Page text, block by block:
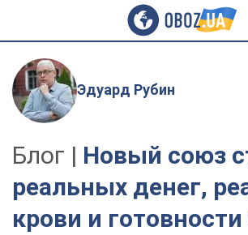
Эдуард Рубин
Блог | Новый союз
реальных денег,
крови и